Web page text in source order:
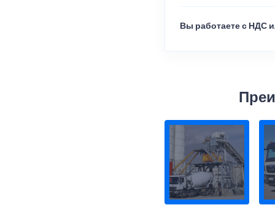
Вы работаете с НДС